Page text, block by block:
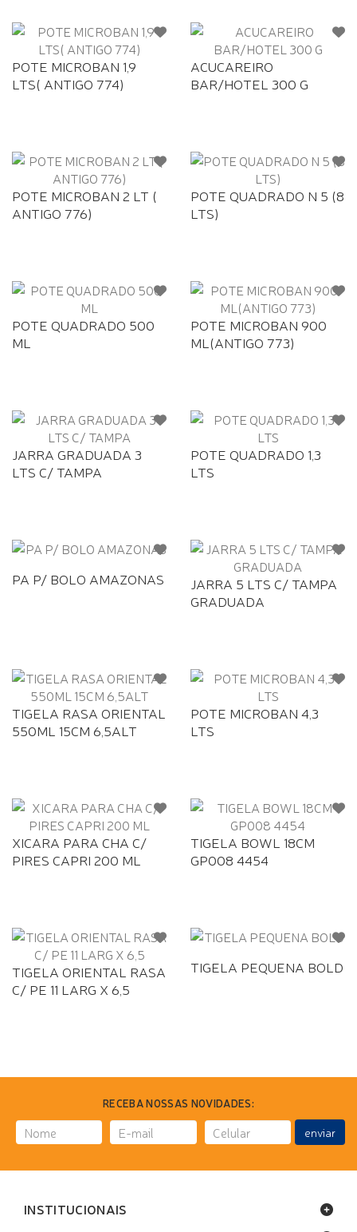
POTE MICROBAN 1,9
LTS( ANTIGO 774)
ACUCAREIRO
BAR/HOTEL 300 G
POTE MICROBAN 2 LT (
ANTIGO 776)
POTE QUADRADO N 5 (8
LTS)
POTE QUADRADO 500
ML
POTE MICROBAN 900
ML(ANTIGO 773)
JARRA GRADUADA 3
LTS C/ TAMPA
POTE QUADRADO 1,3
LTS
PA P/ BOLO AMAZONAS
JARRA 5 LTS C/ TAMPA
GRADUADA
TIGELA RASA ORIENTAL
550ML 15CM 6,5ALT
POTE MICROBAN 4,3
LTS
XICARA PARA CHA C/
PIRES CAPRI 200 ML
TIGELA BOWL 18CM
GP008 4454
TIGELA ORIENTAL RASA
C/ PE 11 LARG X 6,5
TIGELA PEQUENA BOLD
RECEBA NOSSAS NOVIDADES:
enviar
INSTITUCIONAIS